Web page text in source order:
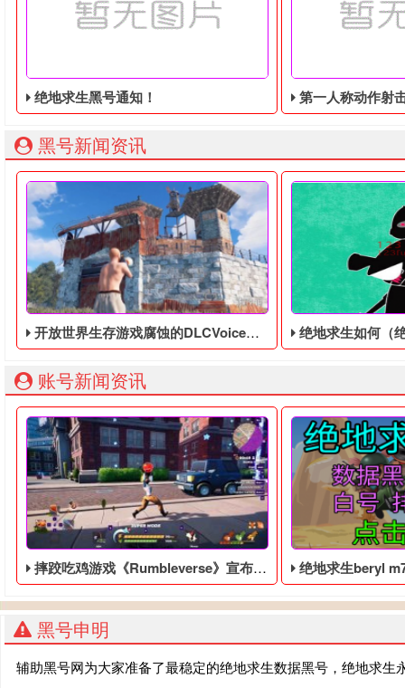
绝地求生黑号通知！ 第一人称动作射击游戏《绝地
黑号新闻资讯
开放世界生存游戏腐蚀的DLCVoiceProps和RUST黑号已经发售 绝地求生如何（绝地求生
账号新闻资讯
​摔跤吃鸡游戏《Rumbleverse》宣布跳票，需要更多时间完善游戏体验 绝地求生beryl m762皮肤
黑号申明
辅助黑号网为大家准备了最稳定的绝地求生数据黑号，绝地求